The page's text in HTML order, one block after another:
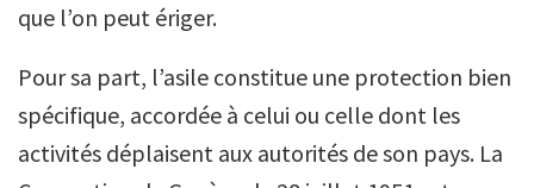
que l’on peut ériger.
Pour sa part, l’asile constitue une protection bien
spécifique, accordée à celui ou celle dont les
activités déplaisent aux autorités de son pays. La